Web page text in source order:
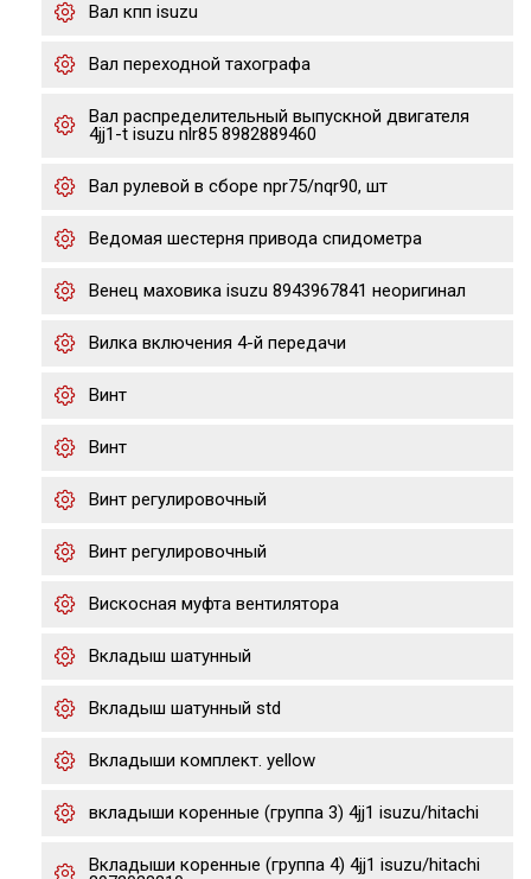
Вал кпп isuzu
Вал переходной тахографа
Вал распределительный выпускной двигателя
4jj1-t isuzu nlr85 8982889460
Вал рулевой в сборе npr75/nqr90, шт
Ведомая шестерня привода спидометра
Венец маховика isuzu 8943967841 неоригинал
Вилка включения 4-й передачи
Винт
Винт
Винт регулировочный
Винт регулировочный
Вискосная муфта вентилятора
Вкладыш шатунный
Вкладыш шатунный std
Вкладыши комплект. yellow
вкладыши коренные (группа 3) 4jj1 isuzu/hitachi
Вкладыши коренные (группа 4) 4jj1 isuzu/hitachi